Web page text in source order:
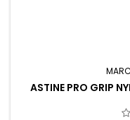
ASTINE PRO GRIP